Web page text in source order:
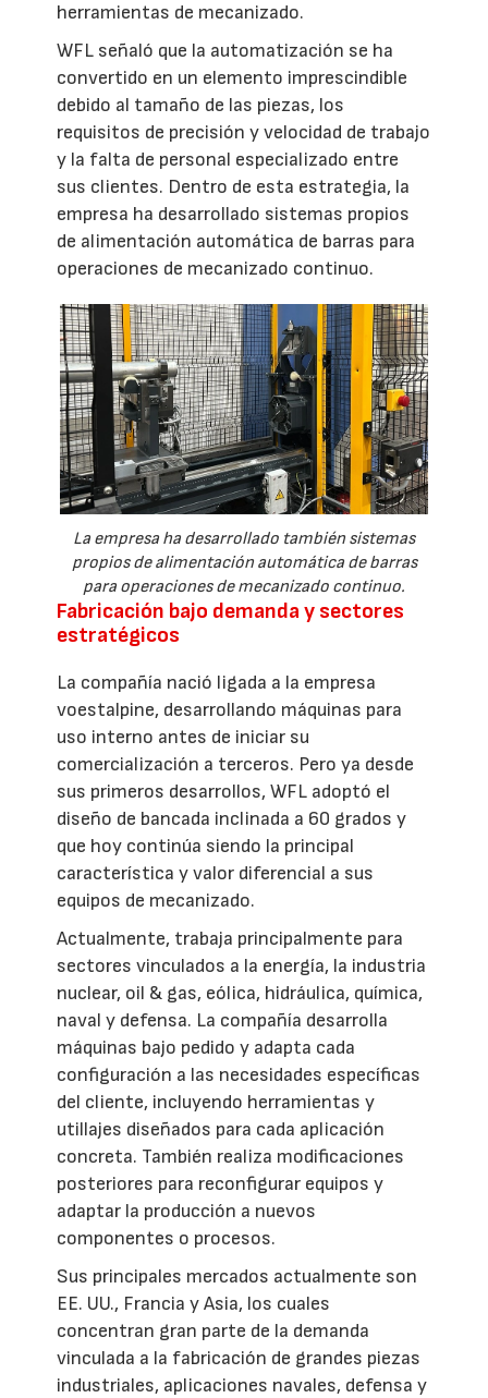
herramientas de mecanizado.
WFL señaló que la automatización se ha
convertido en un elemento imprescindible
debido al tamaño de las piezas, los
requisitos de precisión y velocidad de trabajo
y la falta de personal especializado entre
sus clientes. Dentro de esta estrategia, la
empresa ha desarrollado sistemas propios
de alimentación automática de barras para
operaciones de mecanizado continuo.
La empresa ha desarrollado también sistemas
propios de alimentación automática de barras
para operaciones de mecanizado continuo.
Fabricación bajo demanda y sectores
estratégicos
La compañía nació ligada a la empresa
voestalpine, desarrollando máquinas para
uso interno antes de iniciar su
comercialización a terceros. Pero ya desde
sus primeros desarrollos, WFL adoptó el
diseño de bancada inclinada a 60 grados y
que hoy continúa siendo la principal
característica y valor diferencial a sus
equipos de mecanizado.
Actualmente, trabaja principalmente para
sectores vinculados a la energía, la industria
nuclear, oil & gas, eólica, hidráulica, química,
naval y defensa. La compañía desarrolla
máquinas bajo pedido y adapta cada
configuración a las necesidades específicas
del cliente, incluyendo herramientas y
utillajes diseñados para cada aplicación
concreta. También realiza modificaciones
posteriores para reconfigurar equipos y
adaptar la producción a nuevos
componentes o procesos.
Sus principales mercados actualmente son
EE. UU., Francia y Asia, los cuales
concentran gran parte de la demanda
vinculada a la fabricación de grandes piezas
industriales, aplicaciones navales, defensa y